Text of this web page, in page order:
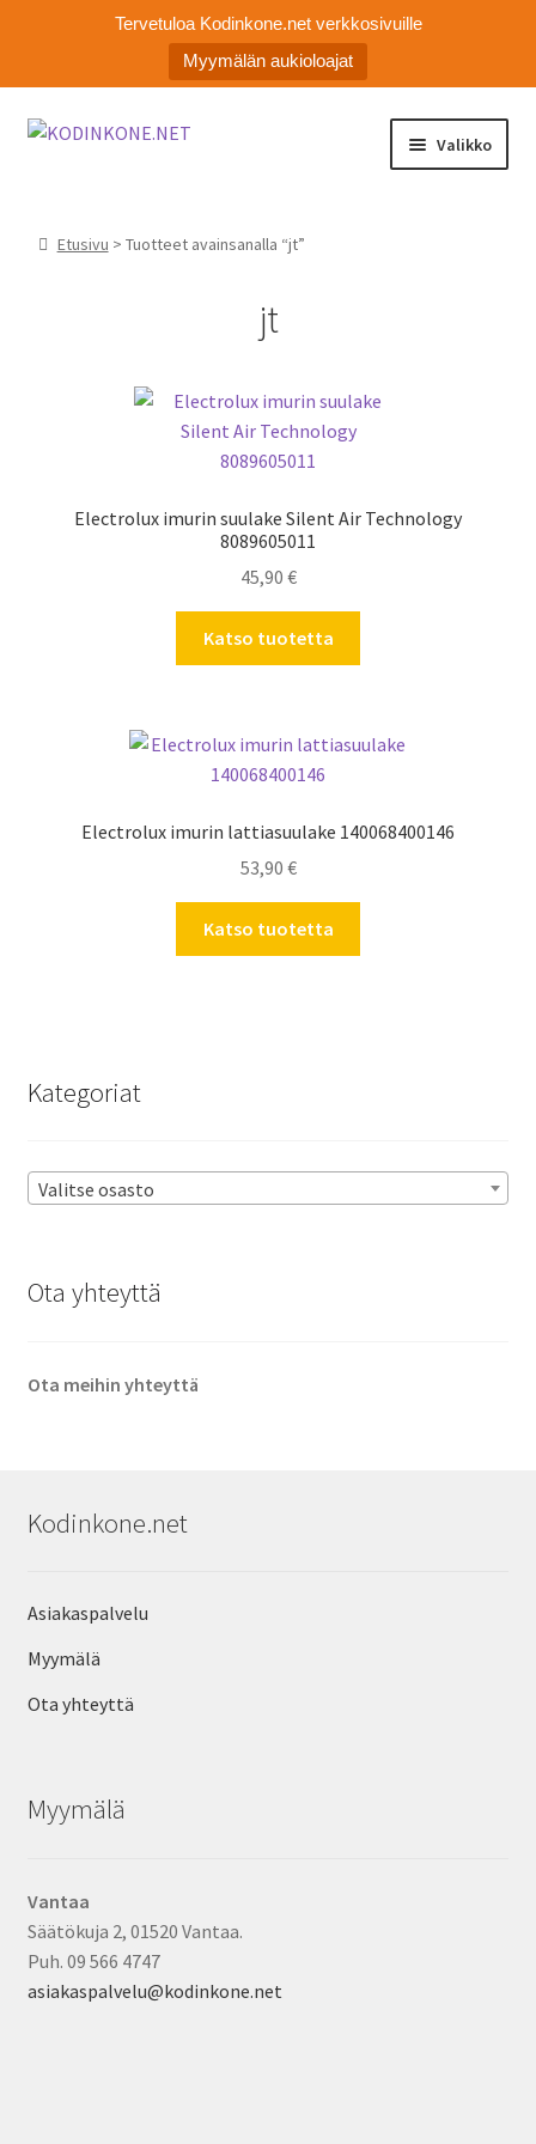
Tervetuloa Kodinkone.net verkkosivuille
Myymälän aukioloajat
Siirry
Siirry
Valikko
Asiakaspalvelu
Etusivu > Tuotteet avainsanalla “jt”
jt
Electrolux imurin suulake Silent Air Technology
8089605011
45,90 €
Katso tuotetta
Electrolux imurin lattiasuulake 140068400146
53,90 €
Katso tuotetta
Kategoriat
Valitse osasto
Ota yhteyttä
Ota meihin yhteyttä
Kodinkone.net
Asiakaspalvelu
Myymälä
Ota yhteyttä
Myymälä
Vantaa
Säätökuja 2, 01520 Vantaa.
Puh. 09 566 4747
asiakaspalvelu@kodinkone.net